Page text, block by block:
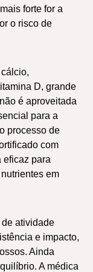
forte for a
o risco de
D, grande
é aproveitada
para a
processo de
com
eficaz para
em
atividade
e impacto,
Ainda
A médica